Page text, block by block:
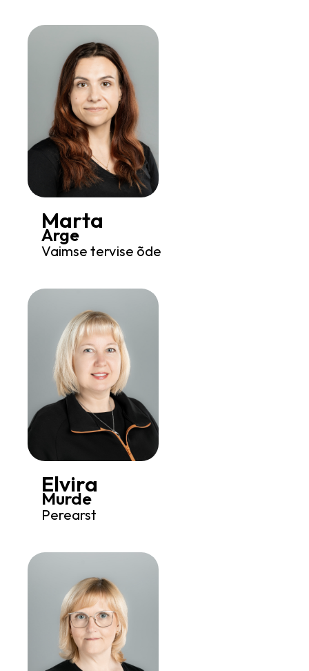
Marta
Arge
Vaimse tervise õde
Elvira
Murde
Perearst